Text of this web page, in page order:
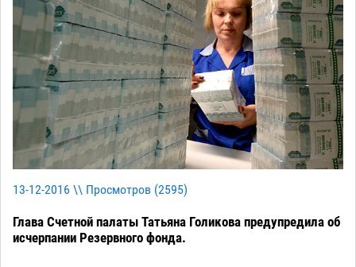
13-12-2016 \\ Просмотров (2595)
Глава Счетной палаты Татьяна Голикова предупредила об
исчерпании Резервного фонда.